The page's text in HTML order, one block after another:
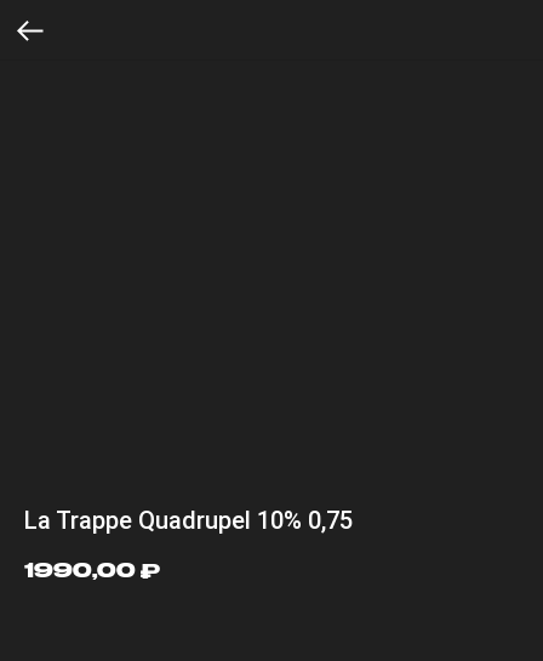
La Trappe Quadrupel 10% 0,75
1990,00 ₽